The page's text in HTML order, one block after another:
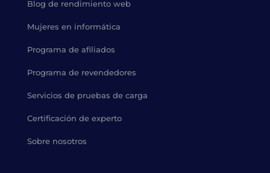
Blog de rendimiento web
Mujeres en informática
Programa de afiliados
Programa de revendedores
Servicios de pruebas de carga
Certificación de experto
Sobre nosotros